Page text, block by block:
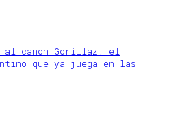
al canon Gorillaz: el
que ya juega en las